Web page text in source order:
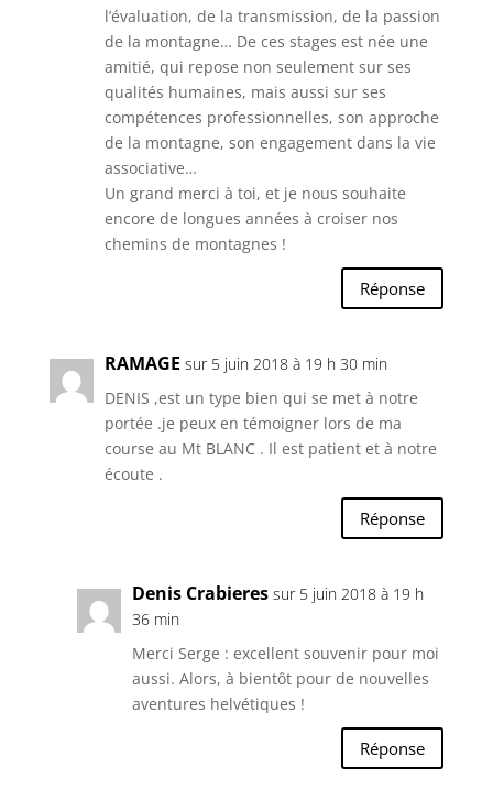
l’évaluation, de la transmission, de la passion
de la montagne… De ces stages est née une
amitié, qui repose non seulement sur ses
qualités humaines, mais aussi sur ses
compétences professionnelles, son approche
de la montagne, son engagement dans la vie
associative…
Un grand merci à toi, et je nous souhaite
encore de longues années à croiser nos
chemins de montagnes !
Réponse
RAMAGE sur 5 juin 2018 à 19 h 30 min
DENIS ,est un type bien qui se met à notre
portée .je peux en témoigner lors de ma
course au Mt BLANC . Il est patient et à notre
écoute .
Réponse
Denis Crabieres sur 5 juin 2018 à 19 h
36 min
Merci Serge : excellent souvenir pour moi
aussi. Alors, à bientôt pour de nouvelles
aventures helvétiques !
Réponse